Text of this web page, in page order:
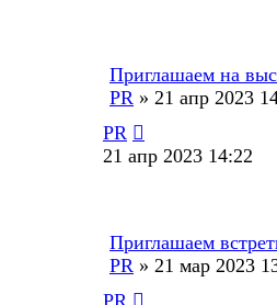
Приглашаем на
PR » 21 апр 2023
PR
21 апр 2023 14:22
Приглашаем
PR » 21 мар 2023
PR